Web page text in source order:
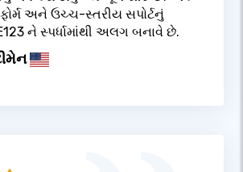
અને ઉચ્ચ-સ્તરીય સપોર્ટનું
ને સ્પર્ધામાંથી અલગ બનાવે છે.